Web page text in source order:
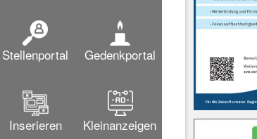
Stellenportal Gedenkportal
Inserieren Kleinanzeigen